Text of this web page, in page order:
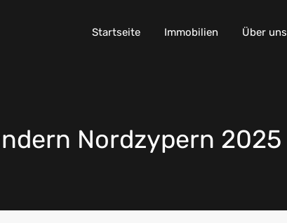
Startseite Immobilien Über uns
Nordzypern 2025